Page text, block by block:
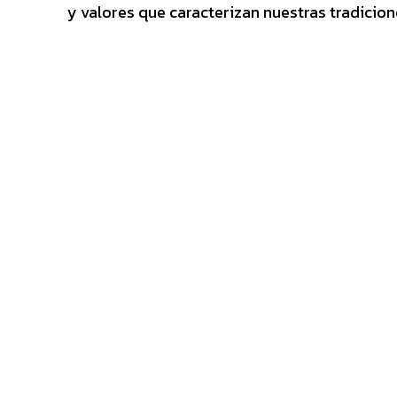
y valores que caracterizan nuestras